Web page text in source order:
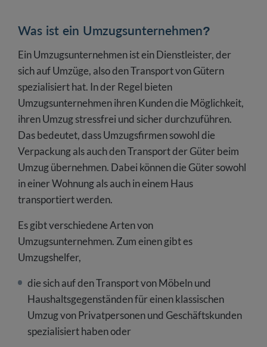
Was ist ein Umzugsunternehmen?
Ein Umzugsunternehmen ist ein Dienstleister, der
sich auf Umzüge, also den Transport von Gütern
spezialisiert hat. In der Regel bieten
Umzugsunternehmen ihren Kunden die Möglichkeit,
ihren Umzug stressfrei und sicher durchzuführen.
Das bedeutet, dass Umzugsfirmen sowohl die
Verpackung als auch den Transport der Güter beim
Umzug übernehmen. Dabei können die Güter sowohl
in einer Wohnung als auch in einem Haus
transportiert werden.
Es gibt verschiedene Arten von
Umzugsunternehmen. Zum einen gibt es
Umzugshelfer,
die sich auf den Transport von Möbeln und
Haushaltsgegenständen für einen klassischen
Umzug von Privatpersonen und Geschäftskunden
spezialisiert haben oder